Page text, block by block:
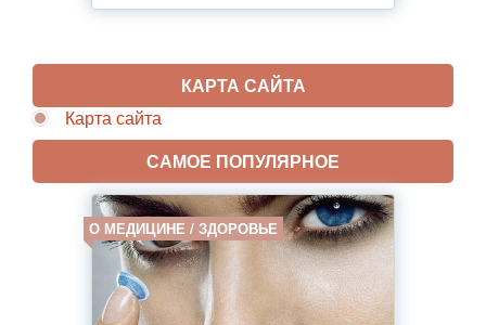
КАРТА САЙТА
Карта сайта
САМОЕ ПОПУЛЯРНОЕ
О МЕДИЦИНЕ / ЗДОРОВЬЕ